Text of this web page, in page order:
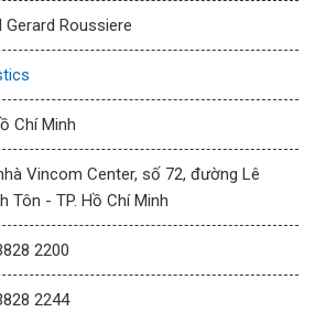
Gerard Roussiere
Chí Minh
Vincom Center, số 72, đường Lê
Tôn - TP. Hồ Chí Minh
2200
2244